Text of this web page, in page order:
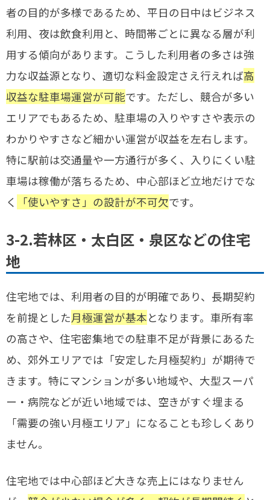
者の目的が多様であるため、平日の日中はビジネス
利用、夜は飲食利用と、時間帯ごとに異なる層が利
用する傾向があります。こうした利用者の多さは強
力な収益源となり、適切な料金設定さえ行えれば高
収益な駐車場運営が可能です。ただし、競合が多い
エリアでもあるため、駐車場の入りやすさや表示の
わかりやすさなど細かい運営が収益を左右します。
特に駅前は交通量や一方通行が多く、入りにくい駐
車場は稼働が落ちるため、中心部ほど立地だけでな
く
「使いやすさ」の設計が不可欠です。
3-2.若林区・太白区・泉区などの住宅
地
住宅地では、利用者の目的が明確であり、長期契約
を前提とした月極運営が基本となります。車所有率
の高さや、住宅密集地での駐車不足が背景にあるた
め、郊外エリアでは「安定した月極契約」が期待で
きます。特にマンションが多い地域や、大型スーパ
ー・病院などが近い地域では、空きがすぐ埋まる
「需要の強い月極エリア」になることも珍しくあり
ません。
住宅地では中心部ほど大きな売上にはなりません